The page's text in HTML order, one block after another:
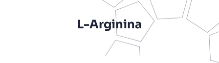
L-Arginina